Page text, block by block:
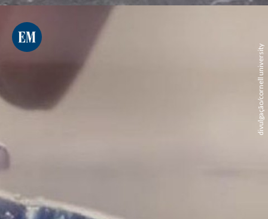
divulgação/cornell university